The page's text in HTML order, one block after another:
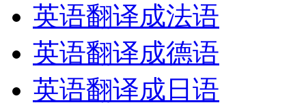
英语翻译成法语
英语翻译成德语
英语翻译成日语